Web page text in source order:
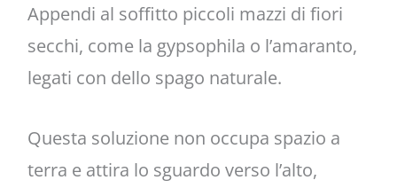
Appendi al soffitto piccoli mazzi di fiori
secchi, come la gypsophila o l’amaranto,
legati con dello spago naturale.
Questa soluzione non occupa spazio a
terra e attira lo sguardo verso l’alto,